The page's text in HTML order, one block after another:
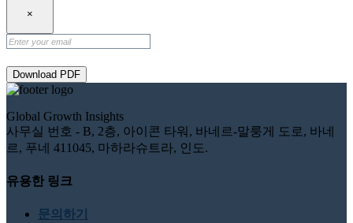
×
Download PDF
Global Growth Insights
사무실 번호 - B, 2층, 아이콘 타워, 바네르-말룽게 도로, 바네
르, 푸네 411045, 마하라슈트라, 인도.
유용한 링크
문의하기